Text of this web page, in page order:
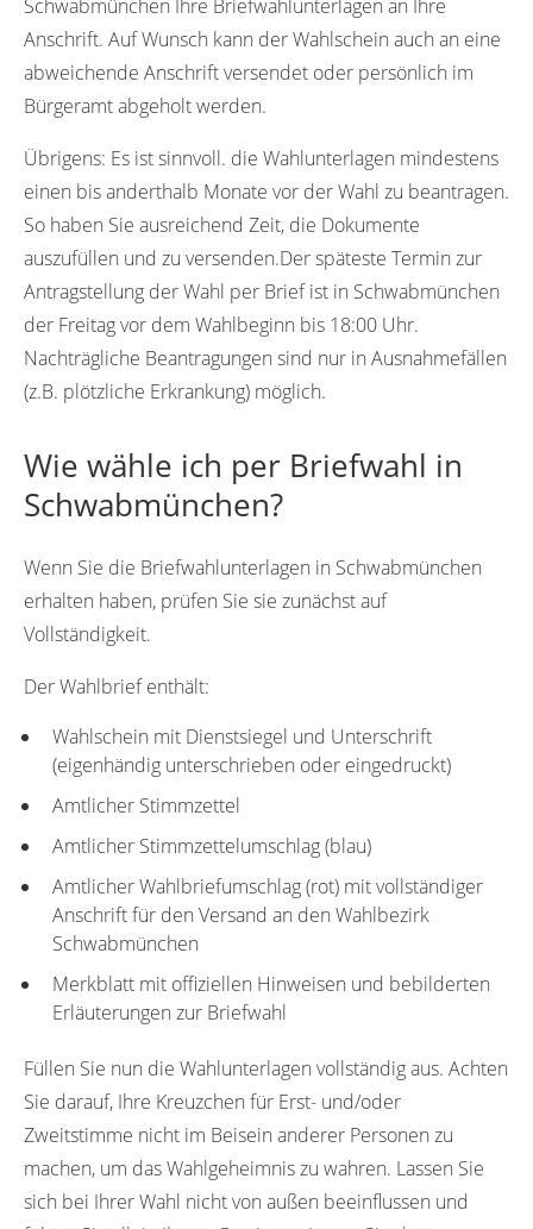
Schwabmünchen Ihre Briefwahlunterlagen an Ihre
Anschrift. Auf Wunsch kann der Wahlschein auch an eine
abweichende Anschrift versendet oder persönlich im
Bürgeramt abgeholt werden.
Übrigens: Es ist sinnvoll. die Wahlunterlagen mindestens
einen bis anderthalb Monate vor der Wahl zu beantragen.
So haben Sie ausreichend Zeit, die Dokumente
auszufüllen und zu versenden.Der späteste Termin zur
Antragstellung der Wahl per Brief ist in Schwabmünchen
der Freitag vor dem Wahlbeginn bis 18:00 Uhr.
Nachträgliche Beantragungen sind nur in Ausnahmefällen
(z.B. plötzliche Erkrankung) möglich.
Wie wähle ich per Briefwahl in
Schwabmünchen?
Wenn Sie die Briefwahlunterlagen in Schwabmünchen
erhalten haben, prüfen Sie sie zunächst auf
Vollständigkeit.
Der Wahlbrief enthält:
Wahlschein mit Dienstsiegel und Unterschrift
(eigenhändig unterschrieben oder eingedruckt)
Amtlicher Stimmzettel
Amtlicher Stimmzettelumschlag (blau)
Amtlicher Wahlbriefumschlag (rot) mit vollständiger
Anschrift für den Versand an den Wahlbezirk
Schwabmünchen
Merkblatt mit offiziellen Hinweisen und bebilderten
Erläuterungen zur Briefwahl
Füllen Sie nun die Wahlunterlagen vollständig aus. Achten
Sie darauf, Ihre Kreuzchen für Erst- und/oder
Zweitstimme nicht im Beisein anderer Personen zu
machen, um das Wahlgeheimnis zu wahren. Lassen Sie
sich bei Ihrer Wahl nicht von außen beeinflussen und